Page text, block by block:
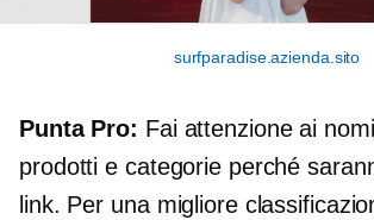
surfparadise.azienda.sito
Punta Pro: Fai attenzione ai
prodotti e categorie perché
link. Per una migliore